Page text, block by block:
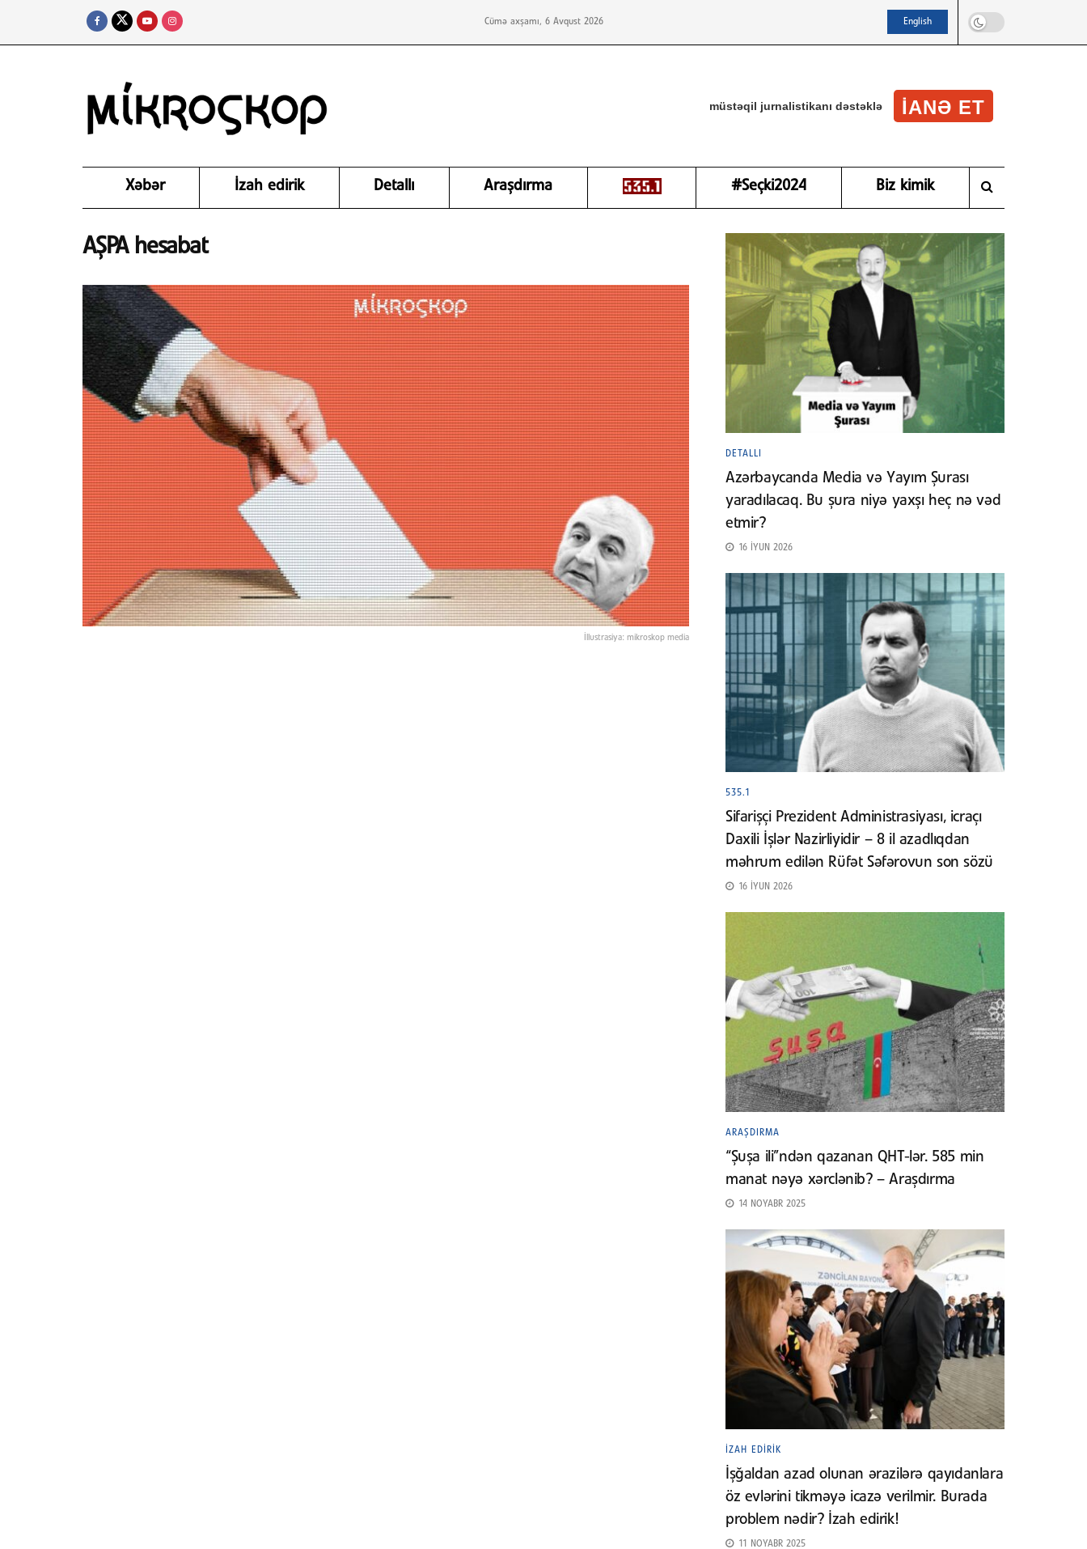
Cümə axşamı, 6 Avqust 2026 English
müstəqil jurnalistikanı dəstəklə IANƏ ET
Xəbər İzah edirik Detallı Araşdırma #Seçki2024 Biz kimik
AŞPA hesabat
İllustrasiya: mikroskop media
DETALLI
Azərbaycanda Media və Yayım Şurası
yaradılacaq. Bu şura niyə yaxşı heç nə vəd
etmir?
16 İYUN 2026
535.1
Sifarişçi Prezident Administrasiyası, icraçı
Daxili İşlər Nazirliyidir – 8 il azadlıqdan
məhrum edilən Rüfət Səfərovun son sözü
16 İYUN 2026
ARAŞDIRMA
“Şuşa ili”ndən qazanan QHT-lər. 585 min
manat nəyə xərclənib? – Araşdırma
14 NOYABR 2025
İZAH EDIRIK
İşğaldan azad olunan ərazilərə qayıdanlara
öz evlərini tikməyə icazə verilmir. Burada
problem nədir? İzah edirik!
11 NOYABR 2025